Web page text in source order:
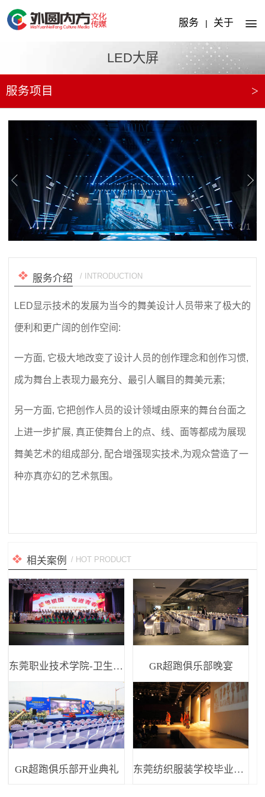
服务 | 关于
LED大屏
服务项目 >
1/1
服务介绍 / INTRODUCTION
LED显示技术的发展为当今的舞美设计人员带来了极大的
便利和更广阔的创作空间:
一方面, 它极大地改变了设计人员的创作理念和创作习惯,
成为舞台上表现力最充分、最引人瞩目的舞美元素;
另一方面, 它把创作人员的设计领域由原来的舞台台面之
上进一步扩展, 真正使舞台上的点、线、面等都成为展现
舞美艺术的组成部分, 配合增强现实技术,为观众营造了一
种亦真亦幻的艺术氛围。
相关案例 / HOT PRODUCT
东莞职业技术学院-卫生健康学院元... GR超跑俱乐部晚宴
GR超跑俱乐部开业典礼 东莞纺织服装学校毕业设计大赛舞台